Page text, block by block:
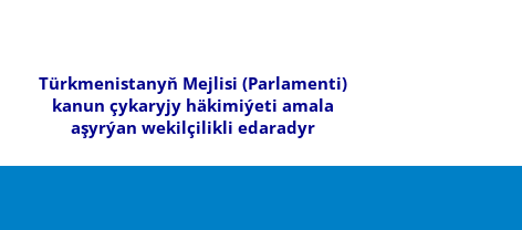
Türkmenistanyň Mejlisi (Parlamenti)
kanun çykaryjy häkimiýeti amala
aşyrýan wekilçilikli edaradyr